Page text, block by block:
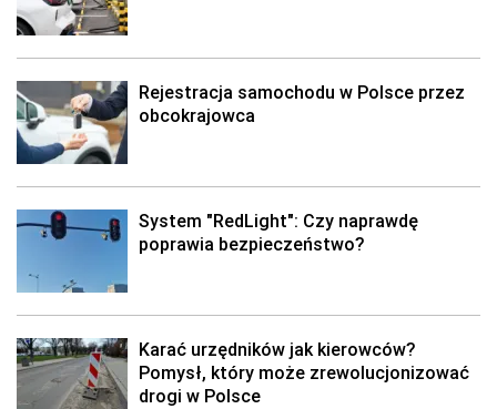
Rejestracja samochodu w Polsce przez
obcokrajowca
System "RedLight": Czy naprawdę
poprawia bezpieczeństwo?
Karać urzędników jak kierowców?
Pomysł, który może zrewolucjonizować
drogi w Polsce